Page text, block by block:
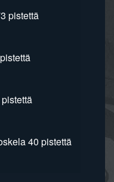
pistettä
40 pistettä